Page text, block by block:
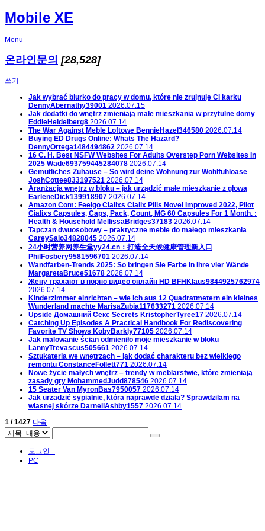
Mobile XE
Menu
온라인문의 [28,528]
쓰기
Jak wybrać biurko do pracy w domu, które nie zrujnuje Ci karku
DennyAbernathy39001 2026.07.15
Jak dodatki do wnętrz zmieniają małe mieszkania w przytulne domy
EddieHeidelberg8 2026.07.14
The War Against Meble Loftowe BennieHazel346580 2026.07.14
Buying ED Drugs Online: Whats The Hazard?
DennyOrtega1484494862 2026.07.14
16 C. H. Best NSFW Websites For Adults Overstep Porn Websites In
2025 Wade693759445284078 2026.07.14
Gemütliches Zuhause – So wird deine Wohnung zur Wohlfühloase
JoshCottee833197521 2026.07.14
Aranżacja wnętrz w bloku – jak urządzić małe mieszkanie z głową
EarleneDick139918907 2026.07.14
Amazon Com: Feelgo Cialixs Cialix Pills Novel Improved 2022, Pilot
Cialixs Capsules, Caps, Pack, Count, MG 60 Capsules For 1 Month. :
Health & Household MellissaBridges37183 2026.07.14
Tapczan dwuosobowy – praktyczne meble do małego mieszkania
CareySalo34828045 2026.07.14
24小时营养网养生堂yy24.cn：打造全天候健康管理新入口
PhilFosbery9581596701 2026.07.14
Wandfarben-Trends 2025: So bringen Sie Farbe in Ihre vier Wände
MargaretaBruce51678 2026.07.14
Жену трахают в порно видео онлайн HD BFHKlaus9844925762974
2026.07.14
Kinderzimmer einrichten – wie ich aus 12 Quadratmetern ein kleines
Wunderland machte MarisaZubia117633271 2026.07.14
Upside Домашний Секс Secrets KristopherTyree17 2026.07.14
Catching Up Episodes A Practical Handbook For Rediscovering
Favorite TV Shows KobyBarkly77105 2026.07.14
Jak malowanie ścian odmieniło moje mieszkanie w bloku
LannyTrevascus505661 2026.07.14
Sztukateria we wnętrzach – jak dodać charakteru bez wielkiego
remontu ConstanceFollett771 2026.07.14
Nowe życie małych wnętrz – trendy w meblarstwie, które zmieniają
zasady gry MohammedJudd878546 2026.07.14
15 Seater Van MyronBas7950057 2026.07.14
Jak urzadzić sypialnie, która naprawde dziala? Sprawdzilam na
wlasnej skórze DarnellAshby1557 2026.07.14
1 / 1427 다음
로그인...
PC